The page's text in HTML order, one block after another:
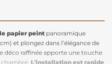
papier peint panoramique
et plongez dans l’élégance de
déco raffinée apporte une touche
L'installation est rapide